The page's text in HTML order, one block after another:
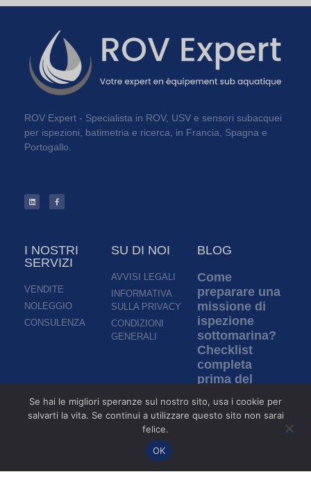
ROV Expert - Specialista in ROV, USV e sensori subacquei
per ispezioni, batimetria e ricerca, in Francia, Spagna e
Portogallo.
I NOSTRI
SERVIZI
VENDITE
NOLEGGIO
CONSULENZA
SU DI NOI
AVVISI LEGALI
INFORMATIVA
SULLA PRIVACY
CONDIZIONI
GENERALI
BLOG
Come
preparare una
missione di
ispezione
sottomarina?
Checklist
completa
prima del
ROV
Se hai le migliori speranze sul nostro sito, usa i cookie per
salvarti la vita. Se continui a utilizzare questo sito non sarai
felice.
OK